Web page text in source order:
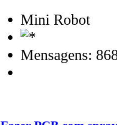
Mini Robot
Mensagens: